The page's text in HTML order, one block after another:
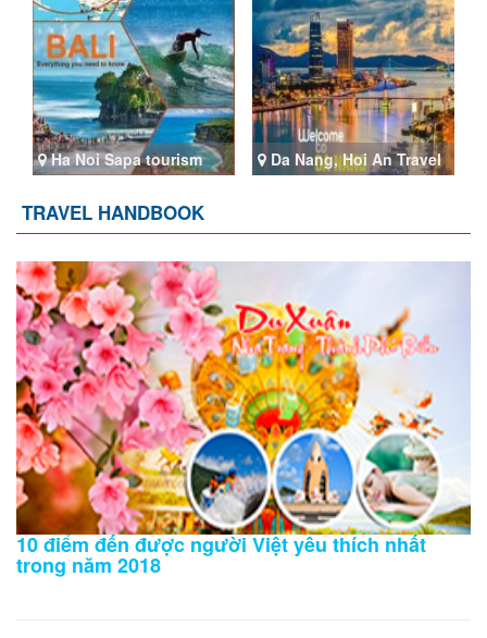
Ha Noi Sapa tourism Da Nang, Hoi An Travel
TRAVEL HANDBOOK
10 điểm đến được người Việt yêu thích nhất
trong năm 2018